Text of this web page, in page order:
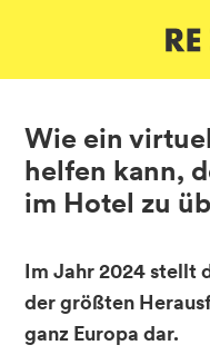
Wie ein
helfen kann,
im Hotel zu
Im Jahr 2024 stellt
der größten
ganz Europa dar.